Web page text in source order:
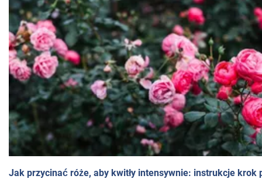
Jak przycinać róże, aby kwitły intensywnie: instrukcje krok